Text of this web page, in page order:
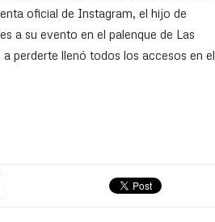
oficial de Instagram, el hijo de
a su evento en el palenque de Las
perderte llenó todos los accesos en el